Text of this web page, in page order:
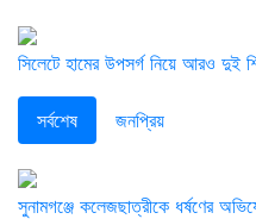
সিলেটে হামের উপসর্গ নিয়ে আরও দুই
সর্বশেষ জনপ্রিয়
সুনামগঞ্জে কলেজছাত্রীকে ধর্ষণের